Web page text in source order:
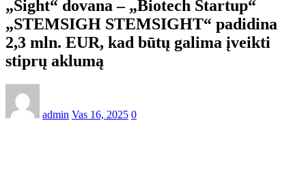
„Sight“ dovana – „Biotech Startup“
„STEMSIGH STEMSIGHT“ padidina
2,3 mln. EUR, kad būtų galima įveikti
stiprų aklumą
admin Vas 16, 2025 0